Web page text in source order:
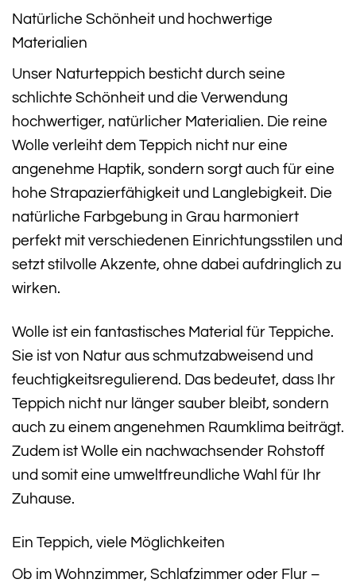
Natürliche Schönheit und hochwertige
Materialien
Unser Naturteppich besticht durch seine
schlichte Schönheit und die Verwendung
hochwertiger, natürlicher Materialien. Die reine
Wolle verleiht dem Teppich nicht nur eine
angenehme Haptik, sondern sorgt auch für eine
hohe Strapazierfähigkeit und Langlebigkeit. Die
natürliche Farbgebung in Grau harmoniert
perfekt mit verschiedenen Einrichtungsstilen und
setzt stilvolle Akzente, ohne dabei aufdringlich zu
wirken.
Wolle ist ein fantastisches Material für Teppiche.
Sie ist von Natur aus schmutzabweisend und
feuchtigkeitsregulierend. Das bedeutet, dass Ihr
Teppich nicht nur länger sauber bleibt, sondern
auch zu einem angenehmen Raumklima beiträgt.
Zudem ist Wolle ein nachwachsender Rohstoff
und somit eine umweltfreundliche Wahl für Ihr
Zuhause.
Ein Teppich, viele Möglichkeiten
Ob im Wohnzimmer, Schlafzimmer oder Flur –